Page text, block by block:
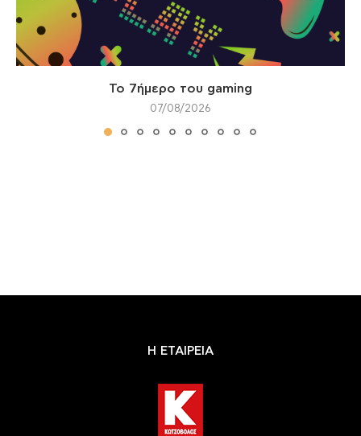
Το 7ήμερο του gaming
07/08/2026
Η ΕΤΑΙΡΕΙΑ